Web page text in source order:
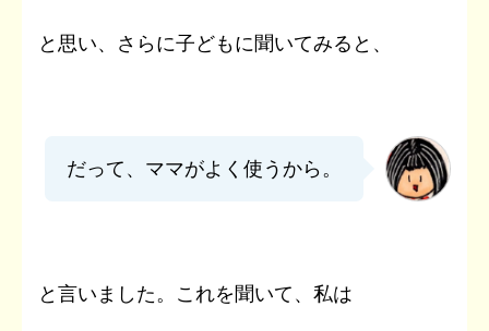
と思い、さらに子どもに聞いてみると、
だって、ママがよく使うから。
と言いました。これを聞いて、私は